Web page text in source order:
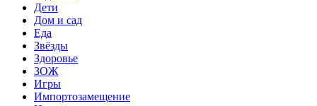
Дети
Дом и сад
Еда
Звёзды
Здоровье
ЗОЖ
Игры
Импортозамещение